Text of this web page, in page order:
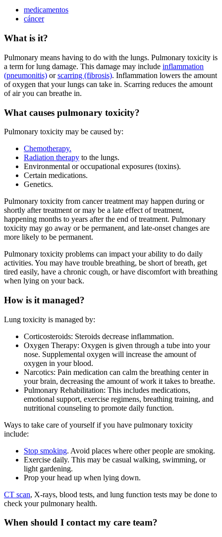
medicamentos
cáncer
What is it?
Pulmonary means having to do with the lungs. Pulmonary toxicity is
a term for lung damage. This damage may include inflammation
(pneumonitis) orscarring (fibrosis). Inflammation lowers the amount
of oxygen that your lungs can take in. Scarring reduces the amount
of air you can breathe in.
What causes pulmonary toxicity?
Pulmonary toxicity may be caused by:
Chemotherapy.
Radiation therapy to the lungs.
Environmental or occupational exposures (toxins).
Certain medications.
Genetics.
Pulmonary toxicity from cancer treatment may happen during or
shortly after treatment or may be a late effect of treatment,
happening months to years after the end of treatment. Pulmonary
toxicity may go away or be permanent, and late-onset changes are
more likely to be permanent.
Pulmonary toxicity problems can impact your ability to do daily
activities. You may have trouble breathing, be short of breath, get
tired easily, have a chronic cough, or have discomfort with breathing
when lying on your back.
How is it managed?
Lung toxicity is managed by:
Corticosteroids: Steroids decrease inflammation.
Oxygen Therapy: Oxygen is given through a tube into your
nose. Supplemental oxygen will increase the amount of
oxygen in your blood.
Narcotics: Pain medication can calm the breathing center in
your brain, decreasing the amount of work it takes to breathe.
Pulmonary Rehabilitation: This includes medications,
emotional support, exercise regimens, breathing training, and
nutritional counseling to promote daily function.
Ways to take care of yourself if you have pulmonary toxicity
include:
Stop smoking. Avoid places where other people are smoking.
Exercise daily. This may be casual walking, swimming, or
light gardening.
Prop your head up when lying down.
CT scan, X-rays, blood tests, and lung function tests may be done to
check your pulmonary health.
When should I contact my care team?